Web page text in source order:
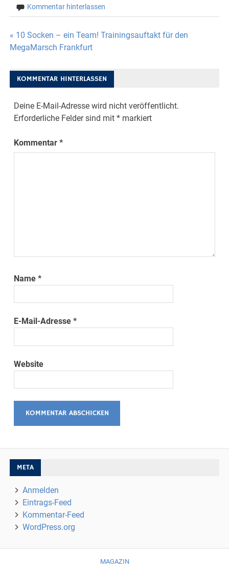
Kommentar hinterlassen
Beitragsnavigation
« 10 Socken – ein Team! Trainingsauftakt für den
MegaMarsch Frankfurt
KOMMENTAR HINTERLASSEN
Deine E-Mail-Adresse wird nicht veröffentlicht.
Erforderliche Felder sind mit* markiert
Kommentar*
Name*
E-Mail-Adresse*
Website
META
Anmelden
Eintrags-Feed
Kommentar-Feed
WordPress.org
MAGAZIN